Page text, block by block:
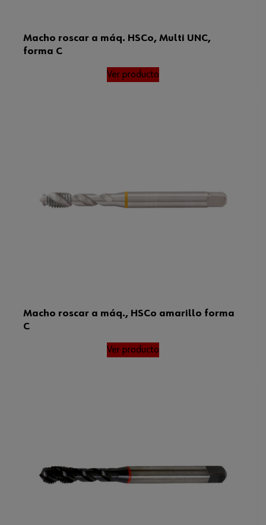
Macho roscar a máq. HSCo, Multi UNC,
forma C
Ver producto
Macho roscar a máq., HSCo amarillo forma
C
Ver producto